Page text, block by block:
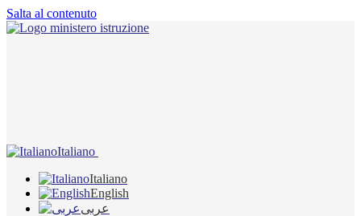
Salta al contenuto
Italiano
Italiano
English
عربى